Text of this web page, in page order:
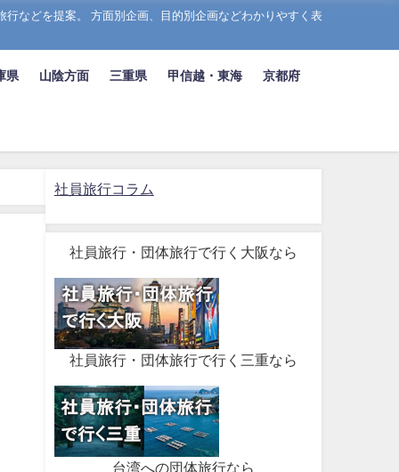
などを提案。 方面別企画、目的別企画などわかりやすく表
県 山陰方面 三重県 甲信越・東海 京都府
社員旅行コラム
社員旅行・団体旅行で行く大阪なら
社員旅行・団体旅行で行く三重なら
台湾への団体旅行なら